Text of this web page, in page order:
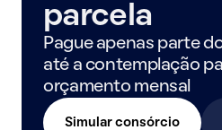
parcela
Pague apenas parte
até a contemplação
orçamento mensal
Simular consórcio